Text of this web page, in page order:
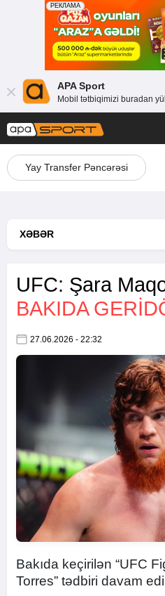
APA Sport
Mobil tətbiqimizi buradan
Yay Transfer Pəncərəsi
XƏBƏR
UFC: Şara
BAKIDA
27.06.2026 - 22:32
Bakıda keçirilən “UFC
Torres” tədbiri davam